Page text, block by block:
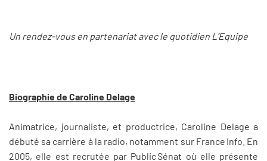
Un rendez-vous en partenariat avec le quotidien L’Equipe
Biographie de Caroline Delage
Animatrice, journaliste, et productrice, Caroline Delage a
débuté sa carrière à la radio, notamment sur France Info. En
2005, elle est recrutée par Public Sénat où elle présente